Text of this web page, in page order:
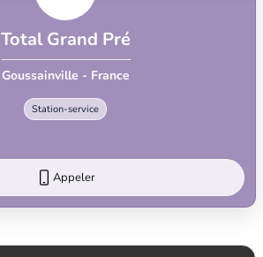
Total Grand Pré
Goussainville - France
Station-service
Appeler